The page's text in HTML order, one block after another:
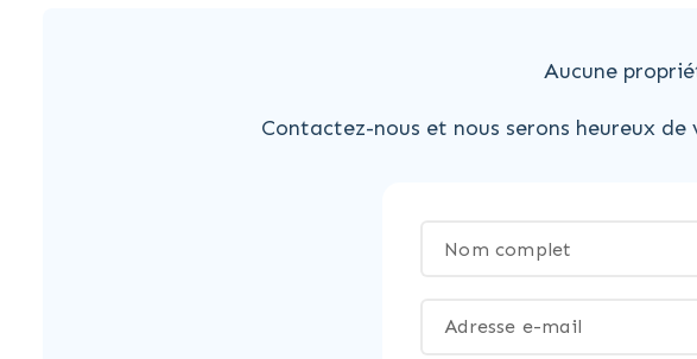
Aucune
Contactez-nous et nous serons heureux